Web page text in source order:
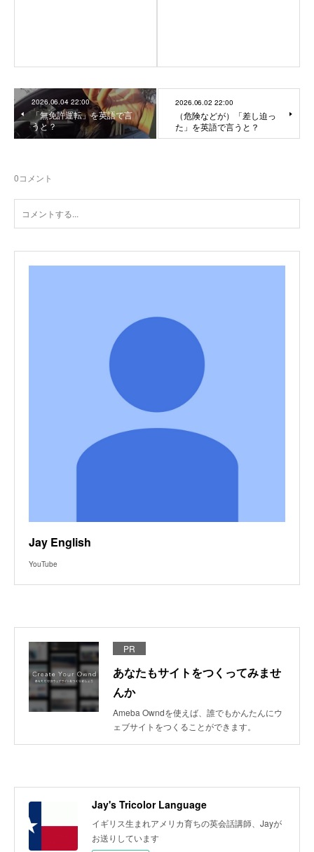
2026.06.04 22:00
「無免許運転」を英語で言
うと？
2026.06.02 22:00
（危険などが）「差し迫っ
た」を英語で言うと？
0コメント
Jay English
YouTube
PR
あなたもサイトをつくってみませ
んか
Ameba Owndを使えば、誰でもかんたんにウ
ェブサイトをつくることができます。
Jay's Tricolor Language
イギリス生まれアメリカ育ちの英会話講師、Jayが
お送りしています